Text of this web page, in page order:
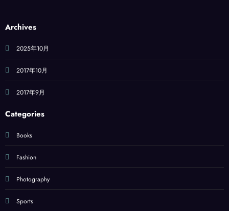
Archives
2025年10月
2017年10月
2017年9月
Categories
Books
Fashion
Photography
Sports